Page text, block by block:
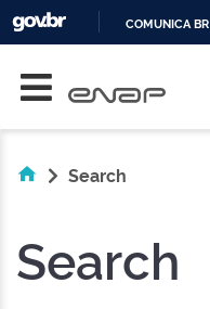
COMUNICA BR
Search
Search